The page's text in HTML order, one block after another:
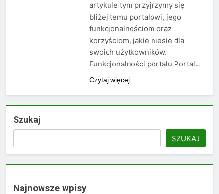
artykule tym przyjrzymy się
bliżej temu portalowi, jego
funkcjonalnościom oraz
korzyściom, jakie niesie dla
swoich użytkowników.
Funkcjonalności portalu Portal…
Czytaj więcej
Szukaj
SZUKAJ
Najnowsze wpisy